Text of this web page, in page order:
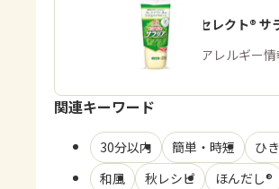
「ピュアセレクト® サ
商品・アレルギー情
関連キーワード
30分以内 簡単・時短 ひ
和風
秋レシピ
ほんだし®